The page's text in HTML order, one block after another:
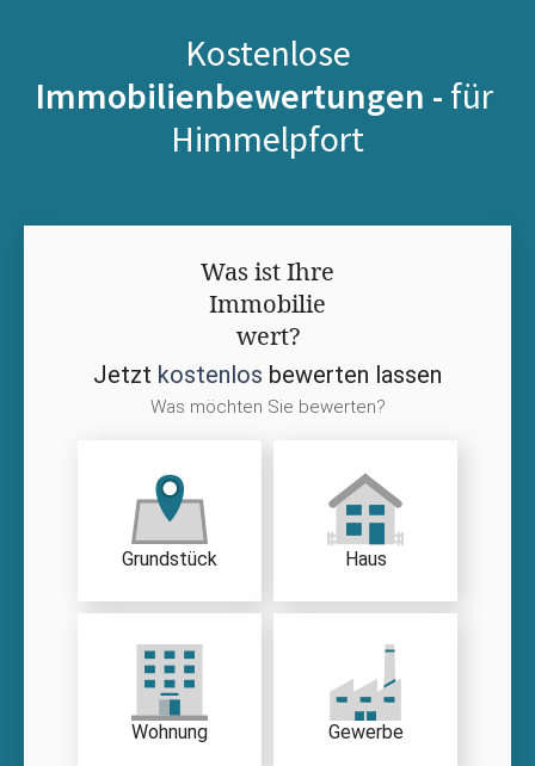
Kostenlose
Immobilienbewertungen - für
Himmelpfort
Was ist Ihre
Immobilie
wert?
Jetzt kostenlos bewerten lassen
Was möchten Sie bewerten?
Grundstück Haus
Wohnung Gewerbe